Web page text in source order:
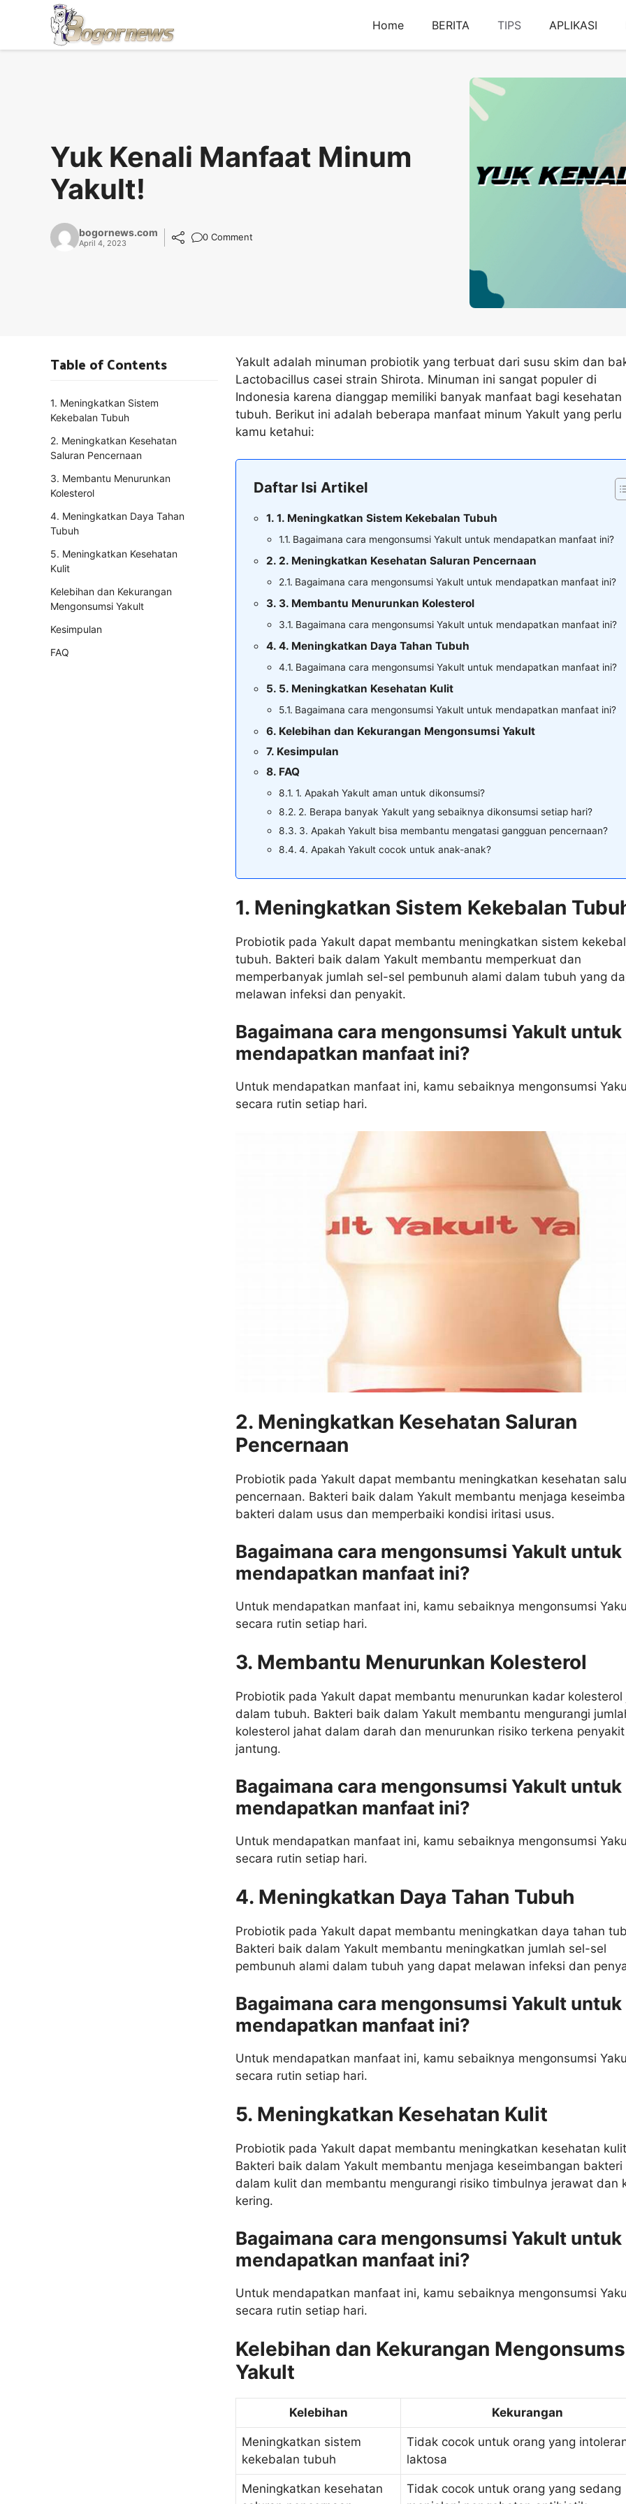
Home BERITA TIPS APLIKASI
Yuk Kenali Manfaat Minum
Yakult!
bogornews.com
April 4, 2023
0 Comment
Yakult adalah minuman probiotik yang terbuat dari susu skim dan
Lactobacillus casei strain Shirota. Minuman ini sangat populer di
Indonesia karena dianggap memiliki banyak manfaat bagi kesehatan
tubuh. Berikut ini adalah beberapa manfaat minum Yakult yang perlu
kamu ketahui:
Daftar Isi Artikel
1. Meningkatkan Sistem Kekebalan Tubuh
Bagaimana cara mengonsumsi Yakult untuk mendapatkan manfaat ini?
2. Meningkatkan Kesehatan Saluran Pencernaan
Bagaimana cara mengonsumsi Yakult untuk mendapatkan manfaat ini?
3. Membantu Menurunkan Kolesterol
Bagaimana cara mengonsumsi Yakult untuk mendapatkan manfaat ini?
4. Meningkatkan Daya Tahan Tubuh
Bagaimana cara mengonsumsi Yakult untuk mendapatkan manfaat ini?
5. Meningkatkan Kesehatan Kulit
Bagaimana cara mengonsumsi Yakult untuk mendapatkan manfaat ini?
Kelebihan dan Kekurangan Mengonsumsi Yakult
Kesimpulan
FAQ
1. Apakah Yakult aman untuk dikonsumsi?
2. Berapa banyak Yakult yang sebaiknya dikonsumsi setiap hari?
3. Apakah Yakult bisa membantu mengatasi gangguan pencernaan?
4. Apakah Yakult cocok untuk anak-anak?
1. Meningkatkan Sistem Kekebalan
Probiotik pada Yakult dapat membantu meningkatkan sistem
tubuh. Bakteri baik dalam Yakult membantu memperkuat dan
memperbanyak jumlah sel-sel pembunuh alami dalam tubuh yang
melawan infeksi dan penyakit.
Bagaimana cara mengonsumsi Yakult untuk
mendapatkan manfaat ini?
Untuk mendapatkan manfaat ini, kamu sebaiknya mengonsumsi
secara rutin setiap hari.
2. Meningkatkan Kesehatan Saluran
Pencernaan
Probiotik pada Yakult dapat membantu meningkatkan kesehatan
pencernaan. Bakteri baik dalam Yakult membantu menjaga
bakteri dalam usus dan memperbaiki kondisi iritasi usus.
Bagaimana cara mengonsumsi Yakult untuk
mendapatkan manfaat ini?
Untuk mendapatkan manfaat ini, kamu sebaiknya mengonsumsi
secara rutin setiap hari.
3. Membantu Menurunkan Kolesterol
Probiotik pada Yakult dapat membantu menurunkan kadar kolesterol
dalam tubuh. Bakteri baik dalam Yakult membantu mengurangi
kolesterol jahat dalam darah dan menurunkan risiko terkena penyakit
jantung.
Bagaimana cara mengonsumsi Yakult untuk
mendapatkan manfaat ini?
Untuk mendapatkan manfaat ini, kamu sebaiknya mengonsumsi
secara rutin setiap hari.
4. Meningkatkan Daya Tahan Tubuh
Probiotik pada Yakult dapat membantu meningkatkan daya tahan
Bakteri baik dalam Yakult membantu meningkatkan jumlah sel-sel
pembunuh alami dalam tubuh yang dapat melawan infeksi dan
Bagaimana cara mengonsumsi Yakult untuk
mendapatkan manfaat ini?
Untuk mendapatkan manfaat ini, kamu sebaiknya mengonsumsi
secara rutin setiap hari.
5. Meningkatkan Kesehatan Kulit
Probiotik pada Yakult dapat membantu meningkatkan kesehatan
Bakteri baik dalam Yakult membantu menjaga keseimbangan bakteri
dalam kulit dan membantu mengurangi risiko timbulnya jerawat dan
kering.
Bagaimana cara mengonsumsi Yakult untuk
mendapatkan manfaat ini?
Untuk mendapatkan manfaat ini, kamu sebaiknya mengonsumsi
secara rutin setiap hari.
Kelebihan dan Kekurangan
Yakult
Kelebihan Kekurangan
Meningkatkan sistem
kekebalan tubuh
Tidak cocok untuk orang yang
laktosa
Meningkatkan kesehatan
Tidak cocok untuk orang yang sedang
Table of Contents
1. Meningkatkan Sistem
Kekebalan Tubuh
2. Meningkatkan Kesehatan
Saluran Pencernaan
3. Membantu Menurunkan
Kolesterol
4. Meningkatkan Daya Tahan
Tubuh
5. Meningkatkan Kesehatan
Kulit
Kelebihan dan Kekurangan
Mengonsumsi Yakult
Kesimpulan
FAQ